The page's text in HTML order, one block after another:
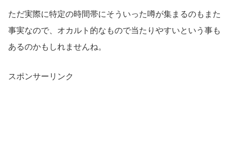
ただ実際に特定の時間帯にそういった噂が集まるのもまた
事実なので、オカルト的なもので当たりやすいという事も
あるのかもしれませんね。
スポンサーリンク